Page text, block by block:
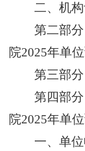
二、机
第二部分
院2025年单
第三部
第四部分
院2025年单
一、 单位